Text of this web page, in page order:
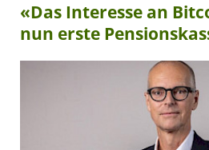
«Das Interesse an
nun erste